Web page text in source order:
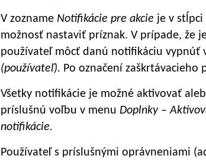
V zozname Notifikácie pre akcie je v stĺpci
možnosť nastaviť príznak. V prípade, že
používateľ môcť danú notifikáciu vypnúť
(používateľ). Po označení
Všetky notifikácie je možné aktivovať
príslušnú voľbu v menu Doplnky –
notifikácie.
Používateľ s príslušnými oprávneniami